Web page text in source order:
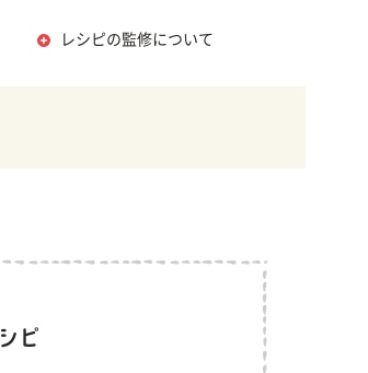
レシピの監修について